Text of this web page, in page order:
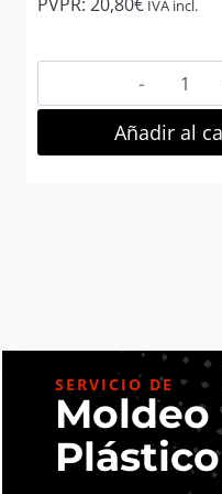
IVA incl.
AP
Marco
Fotos
Añadir al
SERVICIO DE
Plástico